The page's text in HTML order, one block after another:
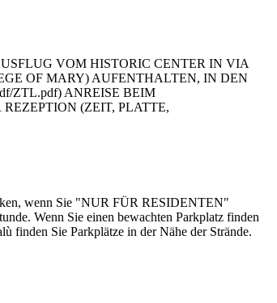
VOM HISTORIC CENTER IN VIA
OF MARY) AUFENTHALTEN, IN DEN
ZTL.pdf) ANREISE BEIM
(ZEIT, PLATTE,
wenn Sie "NUR FÜR RESIDENTEN"
Wenn Sie einen bewachten Parkplatz finden
finden Sie Parkplätze in der Nähe der Strände.